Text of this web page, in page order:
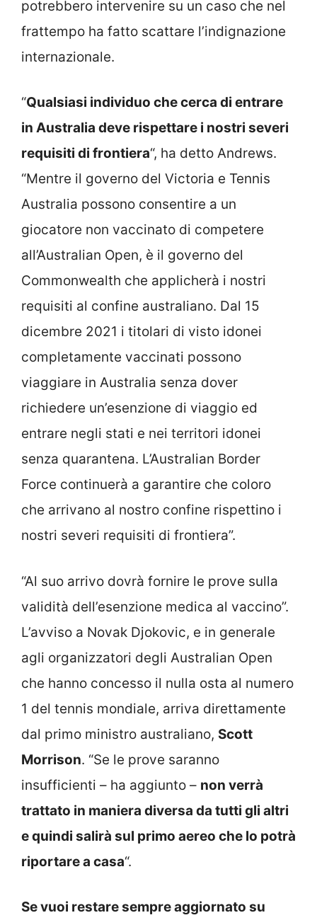
potrebbero intervenire su un caso che nel
frattempo ha fatto scattare l’indignazione
internazionale.
“Qualsiasi individuo che cerca di entrare
in Australia deve rispettare i nostri severi
requisiti di frontiera“, ha detto Andrews.
“Mentre il governo del Victoria e Tennis
Australia possono consentire a un
giocatore non vaccinato di competere
all’Australian Open, è il governo del
Commonwealth che applicherà i nostri
requisiti al confine australiano. Dal 15
dicembre 2021 i titolari di visto idonei
completamente vaccinati possono
viaggiare in Australia senza dover
richiedere un’esenzione di viaggio ed
entrare negli stati e nei territori idonei
senza quarantena. L’Australian Border
Force continuerà a garantire che coloro
che arrivano al nostro confine rispettino i
nostri severi requisiti di frontiera”.
“Al suo arrivo dovrà fornire le prove sulla
validità dell’esenzione medica al vaccino”.
L’avviso a Novak Djokovic, e in generale
agli organizzatori degli Australian Open
che hanno concesso il nulla osta al numero
1 del tennis mondiale, arriva direttamente
dal primo ministro australiano, Scott
Morrison. “Se le prove saranno
insufficienti – ha aggiunto – non verrà
trattato in maniera diversa da tutti gli altri
e quindi salirà sul primo aereo che lo potrà
riportare a casa“.
Se vuoi restare sempre aggiornato su